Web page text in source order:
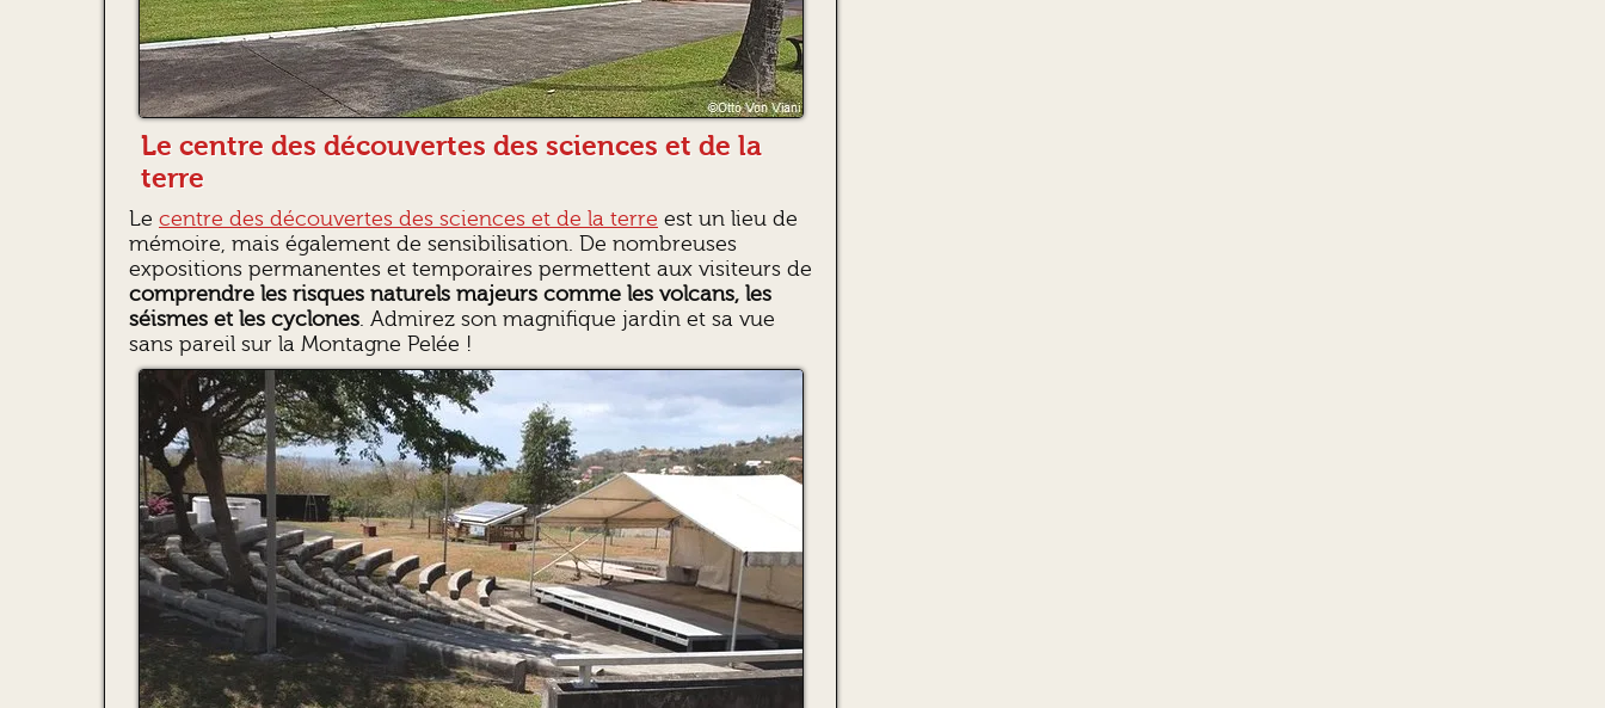
Le centre des découvertes des sciences et de la
terre
Le centre des découvertes des sciences et de la terre est un lieu de
mémoire, mais également de sensibilisation. De nombreuses
expositions permanentes et temporaires permettent aux visiteurs de
comprendre les risques naturels majeurs comme les volcans, les
séismes et les cyclones. Admirez son magnifique jardin et sa vue
sans pareil sur la Montagne Pelée !